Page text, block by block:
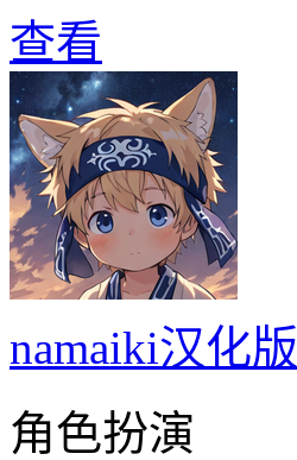
查看
namaiki汉化版
角色扮演